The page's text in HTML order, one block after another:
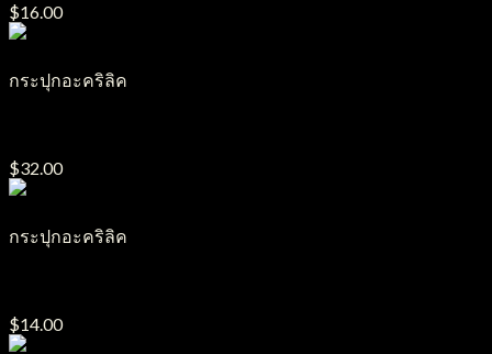
$16.00
กระปุกอะคริลิค
$32.00
กระปุกอะคริลิค
$14.00